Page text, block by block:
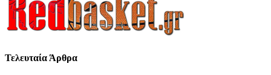
Τελευταία Άρθρα